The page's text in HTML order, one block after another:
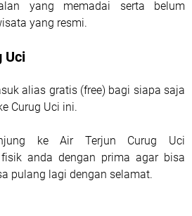
yang memadai serta belum
yang resmi.
Uci
alias gratis (free) bagi siapa saja
Curug Uci ini.
ke Air Terjun Curug Uci
anda dengan prima agar bisa
pulang lagi dengan selamat.